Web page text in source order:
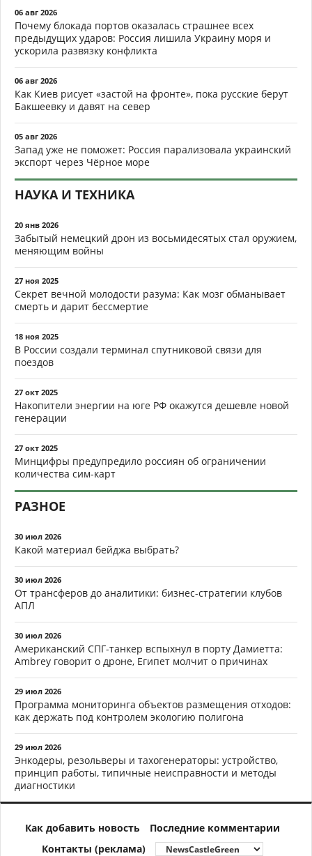
06 авг 2026
Почему блокада портов оказалась страшнее всех
предыдущих ударов: Россия лишила Украину моря и
ускорила развязку конфликта
06 авг 2026
Как Киев рисует «застой на фронте», пока русские берут
Бакшеевку и давят на север
05 авг 2026
Запад уже не поможет: Россия парализовала украинский
экспорт через Чёрное море
НАУКА И ТЕХНИКА
20 янв 2026
Забытый немецкий дрон из восьмидесятых стал оружием,
меняющим войны
27 ноя 2025
Секрет вечной молодости разума: Как мозг обманывает
смерть и дарит бессмертие
18 ноя 2025
В России создали терминал спутниковой связи для
поездов
27 окт 2025
Накопители энергии на юге РФ окажутся дешевле новой
генерации
27 окт 2025
Минцифры предупредило россиян об ограничении
количества сим-карт
РАЗНОЕ
30 июл 2026
Какой материал бейджа выбрать?
30 июл 2026
От трансферов до аналитики: бизнес-стратегии клубов
АПЛ
30 июл 2026
Американский СПГ-танкер вспыхнул в порту Дамиетта:
Ambrey говорит о дроне, Египет молчит о причинах
29 июл 2026
Программа мониторинга объектов размещения отходов:
как держать под контролем экологию полигона
29 июл 2026
Энкодеры, резольверы и тахогенераторы: устройство,
принцип работы, типичные неисправности и методы
диагностики
Как добавить новость
Последние комментарии
Контакты (реклама)